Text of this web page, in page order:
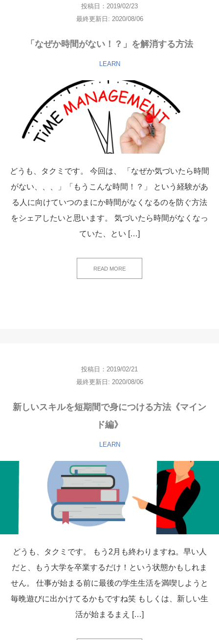
投稿日：2019/02/23
最終更新日: 2020/08/06
「なぜか時間がない！？」を解消する方法
LEARN
どうも、タクミです。 今回は、 「なぜか気づいたら時間
がない、、、」「もうこんな時間！？」 という経験があ
る人に向けていつのまにか時間がなくなるのを防ぐ方法
をシェアしたいと思います。 気づいたら時間がなくなっ
ていた、とい […]
READ MORE
投稿日：2019/02/21
最終更新日: 2020/08/06
新しいスキルを短期間で身につける方法《マイン
ド編》
LEARN
どうも、タクミです。 もう2月も終わりますね。早い人
だと、もう大学を卒業するだけ！という状態かもしれま
せん。 仕事が始まる前に最後の学生生活を満喫しようと
毎晩遊びに出かけてるかもですね笑 もしくは、新しい生
活が始まるまえ […]